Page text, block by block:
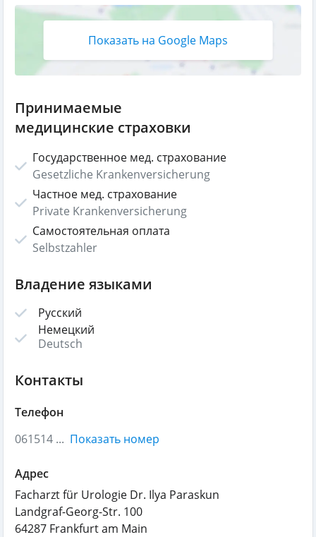
Показать на Google Maps
Принимаемые
медицинские страховки
Государственное мед. страхование
Gesetzliche Krankenversicherung
Частное мед. страхование
Private Krankenversicherung
Самостоятельная оплата
Selbstzahler
Владение языками
Русский
Немецкий
Deutsch
Контакты
Телефон
061514 ... Показать номер
Адрес
Facharzt für Urologie Dr. Ilya Paraskun
Landgraf-Georg-Str. 100
64287 Frankfurt am Main